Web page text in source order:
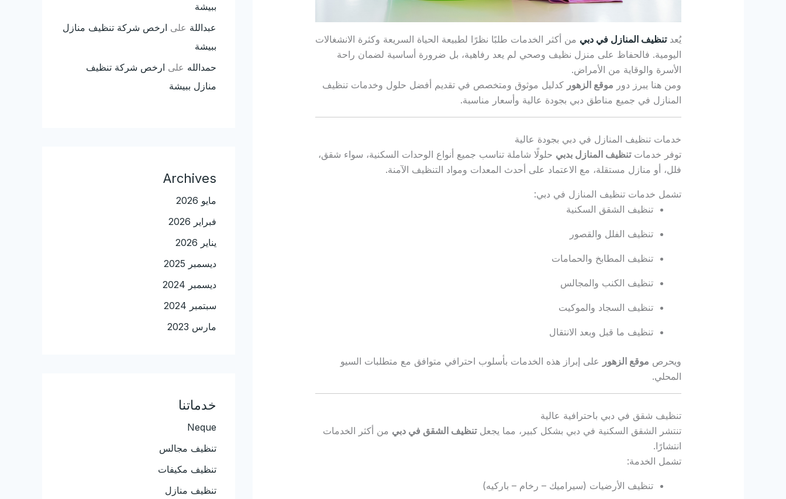
يُعدتنظيف المنازل في دبي من أكثر الخدمات طلبًا نظرًا لطبيعة الحياة السريعة وكثرة الانشغالات
اليومية. فالحفاظ على منزل نظيف وصحي لم يعد رفاهية، بل ضرورة أساسية لضمان راحة
الأسرة والوقاية من الأمراض.
ومن هنا يبرز دور موقع الزهور كدليل موثوق ومتخصص في تقديم أفضل حلول وخدمات تنظيف
المنازل في جميع مناطق دبي بجودة عالية وأسعار مناسبة.
خدمات تنظيف المنازل في دبي بجودة عالية
توفر خدماتتنظيف المنازل بدبي حلولًا شاملة تناسب جميع أنواع الوحدات السكنية، سواء شقق،
فلل، أو منازل مستقلة، مع الاعتماد على أحدث المعدات ومواد التنظيف الآمنة.
تشمل خدمات تنظيف المنازل في دبي:
تنظيف الشقق السكنية
تنظيف الفلل والقصور
تنظيف المطابخ والحمامات
تنظيف الكنب والمجالس
تنظيف السجاد والموكيت
تنظيف ما قبل وبعد الانتقال
ويحرص موقع الزهور على إبراز هذه الخدمات بأسلوب احترافي متوافق مع متطلبات السيو
المحلي.
تنظيف شقق في دبي باحترافية عالية
تنتشر الشقق السكنية في دبي بشكل كبير، مما يجعلتنظيف الشقق في دبي من أكثر الخدمات
انتشارًا.
تشمل الخدمة:
تنظيف الأرضيات (سيراميك – رخام – باركيه)
ببيشة
عبداللة على ارخص شركة تنظيف منازل
ببيشة
حمدالله على ارخص شركة تنظيف
منازل ببيشة
Archives
مايو 2026
فبراير 2026
يناير 2026
ديسمبر 2025
ديسمبر 2024
سبتمبر 2024
مارس 2023
خدماتنا
Neque
تنظيف مجالس
تنظيف مكيفات
تنظيف منازل